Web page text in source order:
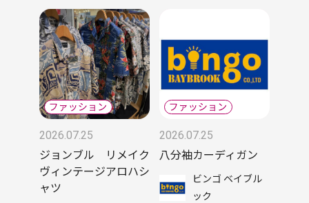
2026.07.25
ジョンブル リメイク
ヴィンテージアロハシ
ャツ
2026.07.25
八分袖カーディガン
ビンゴ ベイブル
ック